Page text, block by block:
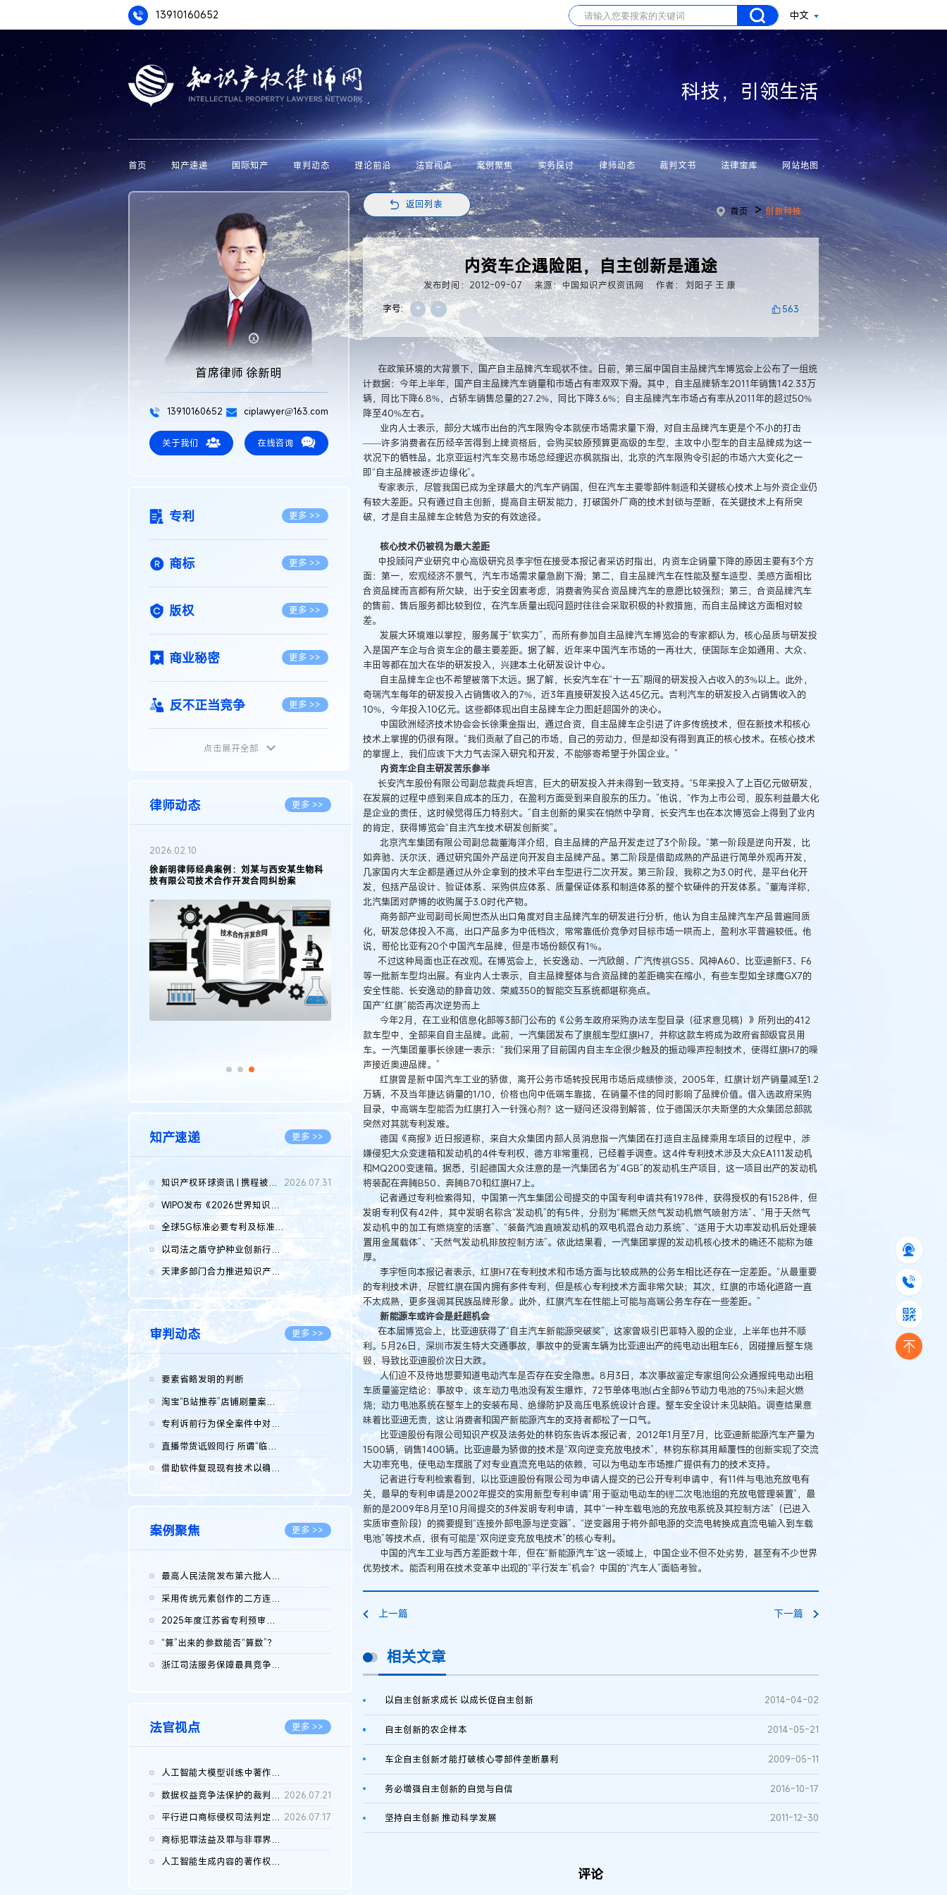
13910160652 中文
科技，引领生活
首页 知产速递 国际知产 审判动态 理论前沿 法官视点 案例聚焦 实务探讨 律师动态 裁判文书 法律宝库 网站地图
首席律师 徐新明
13910160652 ciplawyer@163.com
关于我们 在线咨询
专利 更多 >>
商标 更多 >>
版权 更多 >>
商业秘密 更多 >>
反不正当竞争 更多 >>
植物新品种
地理标志 更多 >>
集成电路布图设计
传统文化 更多 >>
点击展开全部
律师动态 更多 >>
2026.05.11
徐新明律师接受《天津日报》采访：解读
2025年度天津市专利行政保护案例
2026.03.09
著名知识产权律师徐新明接受《中国经营
报》采访：技术革新下知识产权保护面临新
挑战与应对策略
2026.02.10
徐新明律师经典案例：刘某与西安某生物科
技有限公司技术合作开发合同纠纷案
知产速递 更多 >>
知识产权环球资讯 | 携程被市监总局罚51.79亿；瑞幸泰国商标案上...
2026.07.31
WIPO发布《2026世界知识产权报告》 含报告全文
全球5G标准必要专利及标准提案研究报告（2026年）全文发布
以司法之盾守护种业创新行稳致远
2026.08.05
天津多部门合力推进知识产权保护工作
2026.08.05
审判动态 更多 >>
要素省略发明的判断
淘宝“B站推荐”店铺刷量案维持原判，两被告连带赔偿150万元
专利诉前行为保全案件中对仿制药申请人曾作出三类声明的考量及违...
直播带货诋毁同行 所谓“临场发挥”不免责
借助软件复现现有技术以确认相关参数特征是否被公开
案例聚焦 更多 >>
最高人民法院发布第六批人民法院种业知识产权司法保护典型案例 含...
采用传统元素创作的二方连续装饰图案作品的独创性及侵权对比认定
2025年度江苏省专利预审典型案例
“算”出来的参数能否“算数”？
浙江司法服务保障最具竞争力营商环境建设典型案例（第二批）含侵...
法官视点 更多 >>
人工智能大模型训练中著作权的合理使用
2026.07.28
数据权益竞争法保护的裁判路径构建 2026.07.21
平行进口商标侵权司法判定规则的困境与纾解 2026.07.17
商标犯罪法益及罪与非罪界限研究
人工智能生成内容的著作权司法认定：演进逻辑、现实困境与规则建...
返回列表
首页 >创新科技
内资车企遇险阻，自主创新是通途
发布时间：2012-09-07 来源：中国知识产权资讯网
作者： 刘阳子 王 康
字号:
+ - 563
在政策环境的大背景下，国产自主品牌汽车现状不佳。日前，第三届中国自主品牌汽车博览会上公布了一组统
计数据：今年上半年，国产自主品牌汽车销量和市场占有率双双下滑。其中，自主品牌轿车2011年销售142.33万
辆，同比下降6.8%，占轿车销售总量的27.2%，同比下降3.6%；自主品牌汽车市场占有率从2011年的超过50%
降至40%左右。
业内人士表示，部分大城市出台的汽车限购令本就使市场需求量下滑，对自主品牌汽车更是个不小的打击
——许多消费者在历经辛苦得到上牌资格后，会购买较原预算更高级的车型，主攻中小型车的自主品牌成为这一
状况下的牺牲品。北京亚运村汽车交易市场总经理迟亦枫就指出，北京的汽车限购令引起的市场六大变化之一
即“自主品牌被逐步边缘化”。
专家表示，尽管我国已成为全球最大的汽车产销国，但在汽车主要零部件制造和关键核心技术上与外资企业仍
有较大差距。只有通过自主创新，提高自主研发能力，打破国外厂商的技术封锁与垄断，在关键技术上有所突
破，才是自主品牌车企转危为安的有效途径。
核心技术仍被视为最大差距
中投顾问产业研究中心高级研究员李宇恒在接受本报记者采访时指出，内资车企销量下降的原因主要有3个方
面：第一，宏观经济不景气，汽车市场需求量急剧下滑；第二，自主品牌汽车在性能及整车造型、美感方面相比
合资品牌而言都有所欠缺，出于安全因素考虑，消费者购买合资品牌汽车的意愿比较强烈；第三，合资品牌汽车
的售前、售后服务都比较到位，在汽车质量出现问题时往往会采取积极的补救措施，而自主品牌这方面相对较
差。
发展大环境难以掌控，服务属于“软实力”，而所有参加自主品牌汽车博览会的专家都认为，核心品质与研发投
入是国产车企与合资车企的最主要差距。据了解，近年来中国汽车市场的一再壮大，使国际车企如通用、大众、
丰田等都在加大在华的研发投入，兴建本土化研发设计中心。
自主品牌车企也不希望被落下太远。据了解，长安汽车在“十一五”期间的研发投入占收入的3%以上。此外，
奇瑞汽车每年的研发投入占销售收入的7%，近3年直接研发投入达45亿元。吉利汽车的研发投入占销售收入的
10%，今年投入10亿元。这些都体现出自主品牌车企力图赶超国外的决心。
中国欧洲经济技术协会会长徐秉金指出，通过合资，自主品牌车企引进了许多传统技术，但在新技术和核心
技术上掌握的仍很有限。“我们贡献了自己的市场，自己的劳动力，但是却没有得到真正的核心技术。在核心技术
的掌握上，我们应该下大力气去深入研究和开发，不能够寄希望于外国企业。”
内资车企自主研发苦乐参半
长安汽车股份有限公司副总裁龚兵坦言，巨大的研发投入并未得到一致支持。“5年来投入了上百亿元做研发，
在发展的过程中感到来自成本的压力，在盈利方面受到来自股东的压力。”他说，“作为上市公司，股东利益最大化
是企业的责任，这时候觉得压力特别大。”自主创新的果实在悄然中孕育，长安汽车也在本次博览会上得到了业内
的肯定，获得博览会“自主汽车技术研发创新奖”。
北京汽车集团有限公司副总裁董海洋介绍，自主品牌的产品开发走过了3个阶段。“第一阶段是逆向开发，比
如奔驰、沃尔沃，通过研究国外产品逆向开发自主品牌产品。第二阶段是借助成熟的产品进行简单外观再开发，
几家国内大车企都是通过从外企拿到的技术平台车型进行二次开发。第三阶段，我称之为3.0时代，是平台化开
发，包括产品设计、验证体系、采购供应体系、质量保证体系和制造体系的整个软硬件的开发体系。”董海洋称，
北汽集团对萨博的收购属于3.0时代产物。
商务部产业司副司长周世杰从出口角度对自主品牌汽车的研发进行分析，他认为自主品牌汽车产品普遍同质
化，研发总体投入不高，出口产品多为中低档次，常常靠低价竞争对目标市场一哄而上，盈利水平普遍较低。他
说，哥伦比亚有20个中国汽车品牌，但是市场份额仅有1%。
不过这种局面也正在改观。在博览会上，长安逸动、一汽欧朗、广汽传祺GS5、风神A60、比亚迪新F3、F6
等一批新车型均出展。有业内人士表示，自主品牌整体与合资品牌的差距确实在缩小，有些车型如全球鹰GX7的
安全性能、长安逸动的静音功效、荣威350的智能交互系统都堪称亮点。
国产“红旗”能否再次逆势而上
今年2月，在工业和信息化部等3部门公布的《公务车政府采购办法车型目录（征求意见稿）》所列出的412
款车型中，全部来自自主品牌。此前，一汽集团发布了旗舰车型红旗H7，并称这款车将成为政府省部级官员用
车。一汽集团董事长徐建一表示：“我们采用了目前国内自主车企很少触及的振动噪声控制技术，使得红旗H7的噪
声接近奥迪品牌。”
红旗曾是新中国汽车工业的骄傲，离开公务市场转投民用市场后成绩惨淡，2005年，红旗计划产销量减至1.2
万辆，不及当年捷达销量的1/10，价格也向中低端车靠拢，在销量不佳的同时影响了品牌价值。借入选政府采购
目录，中高端车型能否为红旗打入一针强心剂？这一疑问还没得到解答，位于德国沃尔夫斯堡的大众集团总部就
突然对其就专利发难。
德国《商报》近日报道称，来自大众集团内部人员消息指一汽集团在打造自主品牌乘用车项目的过程中，涉
嫌侵犯大众变速箱和发动机的4件专利权，德方非常重视，已经着手调查。这4件专利技术涉及大众EA111发动机
和MQ200变速箱。据悉，引起德国大众注意的是一汽集团名为“4GB”的发动机生产项目，这一项目出产的发动机
将装配在奔腾B50、奔腾B70和红旗H7上。
记者通过专利检索得知，中国第一汽车集团公司提交的中国专利申请共有1978件，获得授权的有1528件，但
发明专利仅有42件，其中发明名称含“发动机”的有5件，分别为“稀燃天然气发动机燃气喷射方法”、“用于天然气
发动机中的加工有燃烧室的活塞”、“装备汽油直喷发动机的双电机混合动力系统”、“适用于大功率发动机后处理装
置用金属载体”、“天然气发动机排放控制方法”。依此结果看，一汽集团掌握的发动机核心技术的确还不能称为雄
厚。
李宇恒向本报记者表示，红旗H7在专利技术和市场方面与比较成熟的公务车相比还存在一定差距。“从最重要
的专利技术讲，尽管红旗在国内拥有多件专利，但是核心专利技术方面非常欠缺；其次，红旗的市场化道路一直
不太成熟，更多强调其民族品牌形象。此外，红旗汽车在性能上可能与高端公务车存在一些差距。”
新能源车或许会是赶超机会
在本届博览会上，比亚迪获得了“自主汽车新能源突破奖”，这家曾吸引巴菲特入股的企业，上半年也并不顺
利。5月26日，深圳市发生特大交通事故，事故中的受害车辆为比亚迪出产的纯电动出租车E6，因碰撞后整车烧
毁，导致比亚迪股价次日大跌。
人们迫不及待地想要知道电动汽车是否存在安全隐患。8月3日，本次事故鉴定专家组向公众通报纯电动出租
车质量鉴定结论：事故中，该车动力电池没有发生爆炸，72节单体电池(占全部96节动力电池的75%)未起火燃
烧；动力电池系统在整车上的安装布局、绝缘防护及高压电系统设计合理。整车安全设计未见缺陷。调查结果意
味着比亚迪无责，这让消费者和国产新能源汽车的支持者都松了一口气。
比亚迪股份有限公司知识产权及法务处的林钧东告诉本报记者，2012年1月至7月，比亚迪新能源汽车产量为
1500辆，销售1400辆。比亚迪最为骄傲的技术是“双向逆变充放电技术”，林钧东称其用颠覆性的创新实现了交流
大功率充电，使电动车摆脱了对专业直流充电站的依赖，可以为电动车市场推广提供有力的技术支持。
记者进行专利检索看到，以比亚迪股份有限公司为申请人提交的已公开专利申请中，有11件与电池充放电有
关，最早的专利申请是2002年提交的实用新型专利申请“用于驱动电动车的锂二次电池组的充放电管理装置”，最
新的是2009年8月至10月间提交的3件发明专利申请，其中“一种车载电池的充放电系统及其控制方法”（已进入
实质审查阶段）的摘要提到“连接外部电源与逆变器”、“逆变器用于将外部电源的交流电转换成直流电输入到车载
电池”等技术点，很有可能是“双向逆变充放电技术”的核心专利。
中国的汽车工业与西方差距数十年，但在“新能源汽车”这一领域上，中国企业不但不处劣势，甚至有不少世界
优势技术。能否利用在技术变革中出现的“平行发车”机会？中国的“汽车人”面临考验。
上一篇 下一篇
相关文章
以自主创新求成长 以成长促自主创新 2014-04-02
自主创新的农企样本 2014-05-21
车企自主创新才能打破核心零部件垄断暴利 2009-05-11
务必增强自主创新的自觉与自信 2016-10-17
坚持自主创新 推动科学发展 2011-12-30
评论